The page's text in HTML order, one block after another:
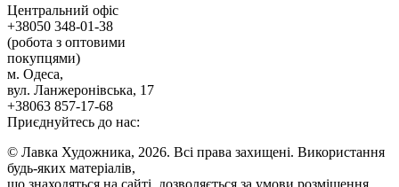
Центральний офіс
+38050 348-01-38
(робота з оптовими
покупцями)
м. Одеса,
вул. Ланжеронівська, 17
+38063 857-17-68
Приєднуйтесь до нас:
© Лавка Художника, 2026. Всі права захищені. Використання
будь-яких матеріалів,
що знаходяться на сайті, дозволяється за умови розміщення